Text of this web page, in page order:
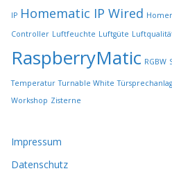
h
l
t
w
e
d
n
IP Homematic IP Wired
Controller Luftfeuchte Luftgüte
RaspberryMatic RGBW
Temperatur Turnable White
Workshop Zisterne
Impressum
Datenschutz